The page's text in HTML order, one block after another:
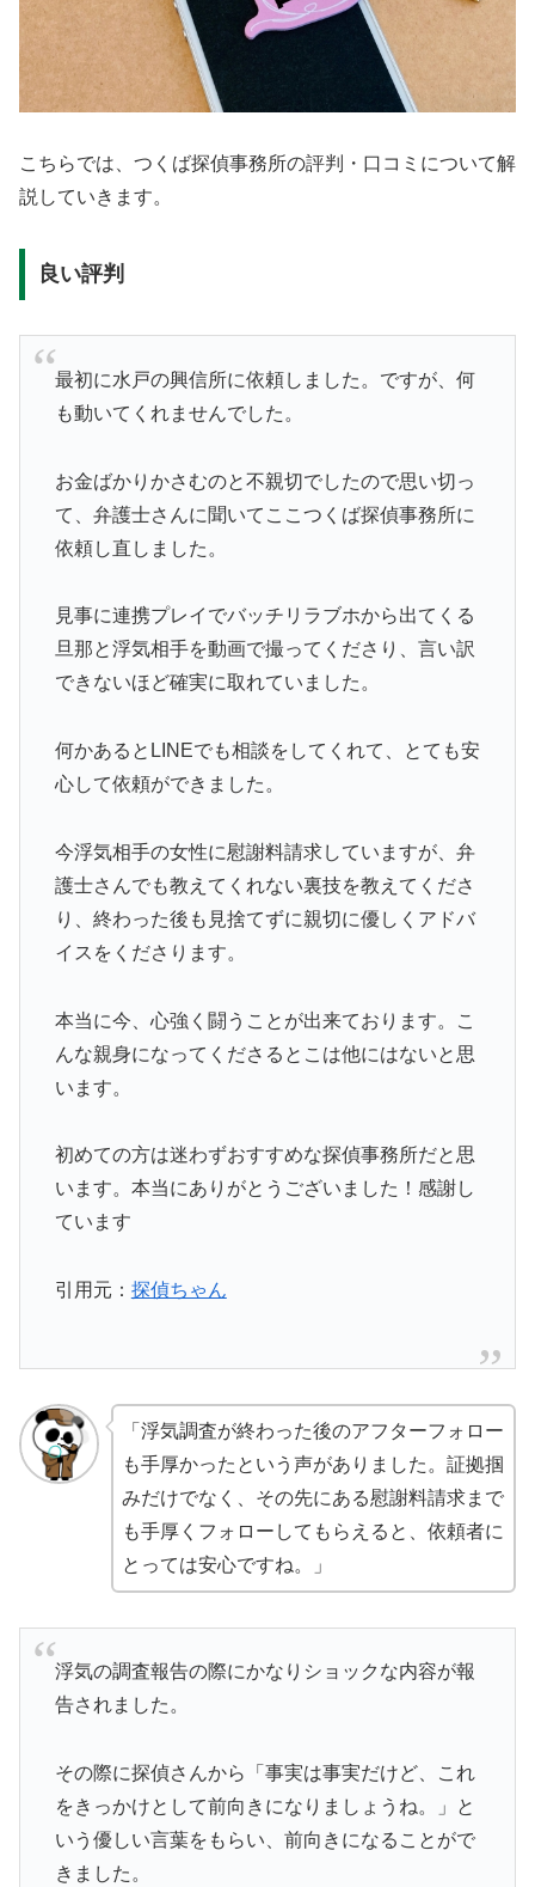
こちらでは、つくば探偵事務所の評判・口コミについて解
説していきます。
良い評判
最初に水戸の興信所に依頼しました。ですが、何
も動いてくれませんでした。
お金ばかりかさむのと不親切でしたので思い切っ
て、弁護士さんに聞いてここつくば探偵事務所に
依頼し直しました。
見事に連携プレイでバッチリラブホから出てくる
旦那と浮気相手を動画で撮ってくださり、言い訳
できないほど確実に取れていました。
何かあるとLINEでも相談をしてくれて、とても安
心して依頼ができました。
今浮気相手の女性に慰謝料請求していますが、弁
護士さんでも教えてくれない裏技を教えてくださ
り、終わった後も見捨てずに親切に優しくアドバ
イスをくださります。
本当に今、心強く闘うことが出来ております。こ
んな親身になってくださるとこは他にはないと思
います。
初めての方は迷わずおすすめな探偵事務所だと思
います。本当にありがとうございました！感謝し
ています
引用元： 探偵ちゃん
「浮気調査が終わった後のアフターフォロー
も手厚かったという声がありました。証拠掴
みだけでなく、その先にある慰謝料請求まで
も手厚くフォローしてもらえると、依頼者に
とっては安心ですね。」
浮気の調査報告の際にかなりショックな内容が報
告されました。
その際に探偵さんから「事実は事実だけど、これ
をきっかけとして前向きになりましょうね。」と
いう優しい言葉をもらい、前向きになることがで
きました。